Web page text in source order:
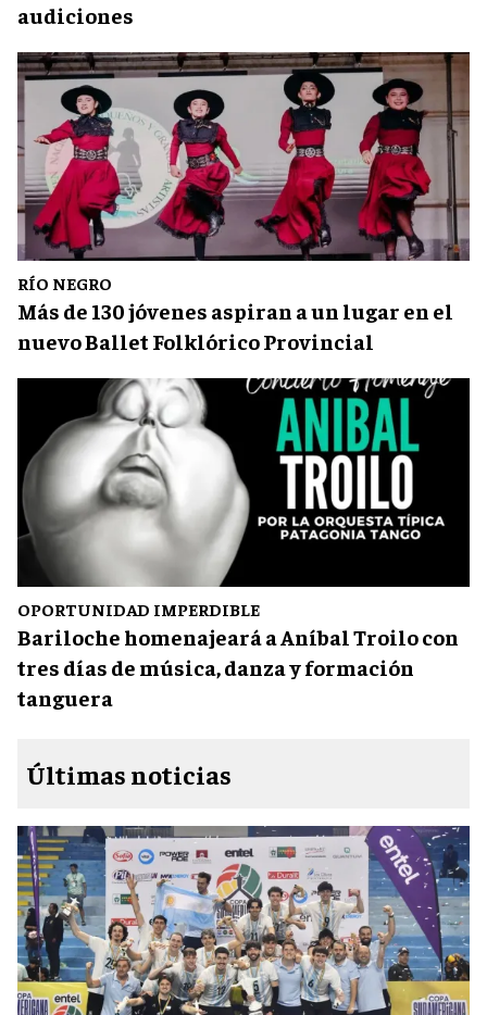
audiciones
RÍO NEGRO
Más de 130 jóvenes aspiran a un lugar en el
nuevo Ballet Folklórico Provincial
OPORTUNIDAD IMPERDIBLE
Bariloche homenajeará a Aníbal Troilo con
tres días de música, danza y formación
tanguera
Últimas noticias